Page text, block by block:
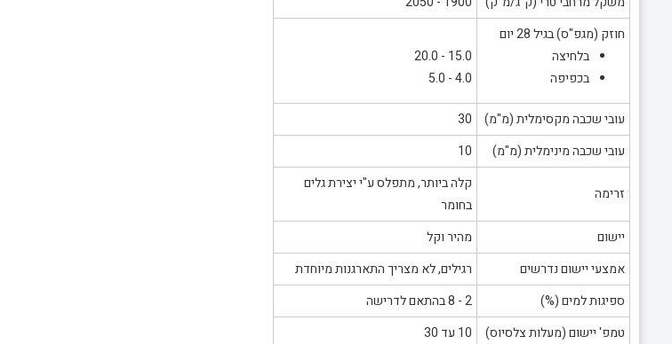
חוזק (מגפ"ס) בגיל 28 יום
בלחיצה
בכפיפה
15.0 - 20.0
4.0 - 5.0
עובי שכבה מקסימלית (מ"מ)
30
עובי שכבה מינימלית (מ"מ)
10
זרימה
קלה ביותר, מתפלס ע"י יצירת גלים
בחומר
יישום
מהיר וקל
אמצעי יישום נדרשים
רגילים, לא מצריך התארגנות מיוחדת
ספיגות למים (%)
2 - 8 בהתאם לדרישה
טמפ' יישום (מעלות צלסיוס)
10 עד 30